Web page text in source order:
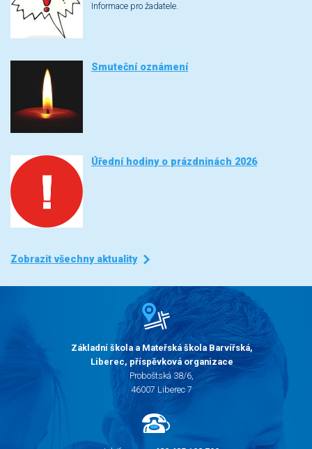
Informace pro žadatele.
Smuteční oznámení
Úřední hodiny o prázdninách 2026
Zobrazit všechny aktuality
Základní škola a Mateřská škola Barvířská,
Liberec, příspěvková organizace
Proboštská 38/6,
46007 Liberec 7